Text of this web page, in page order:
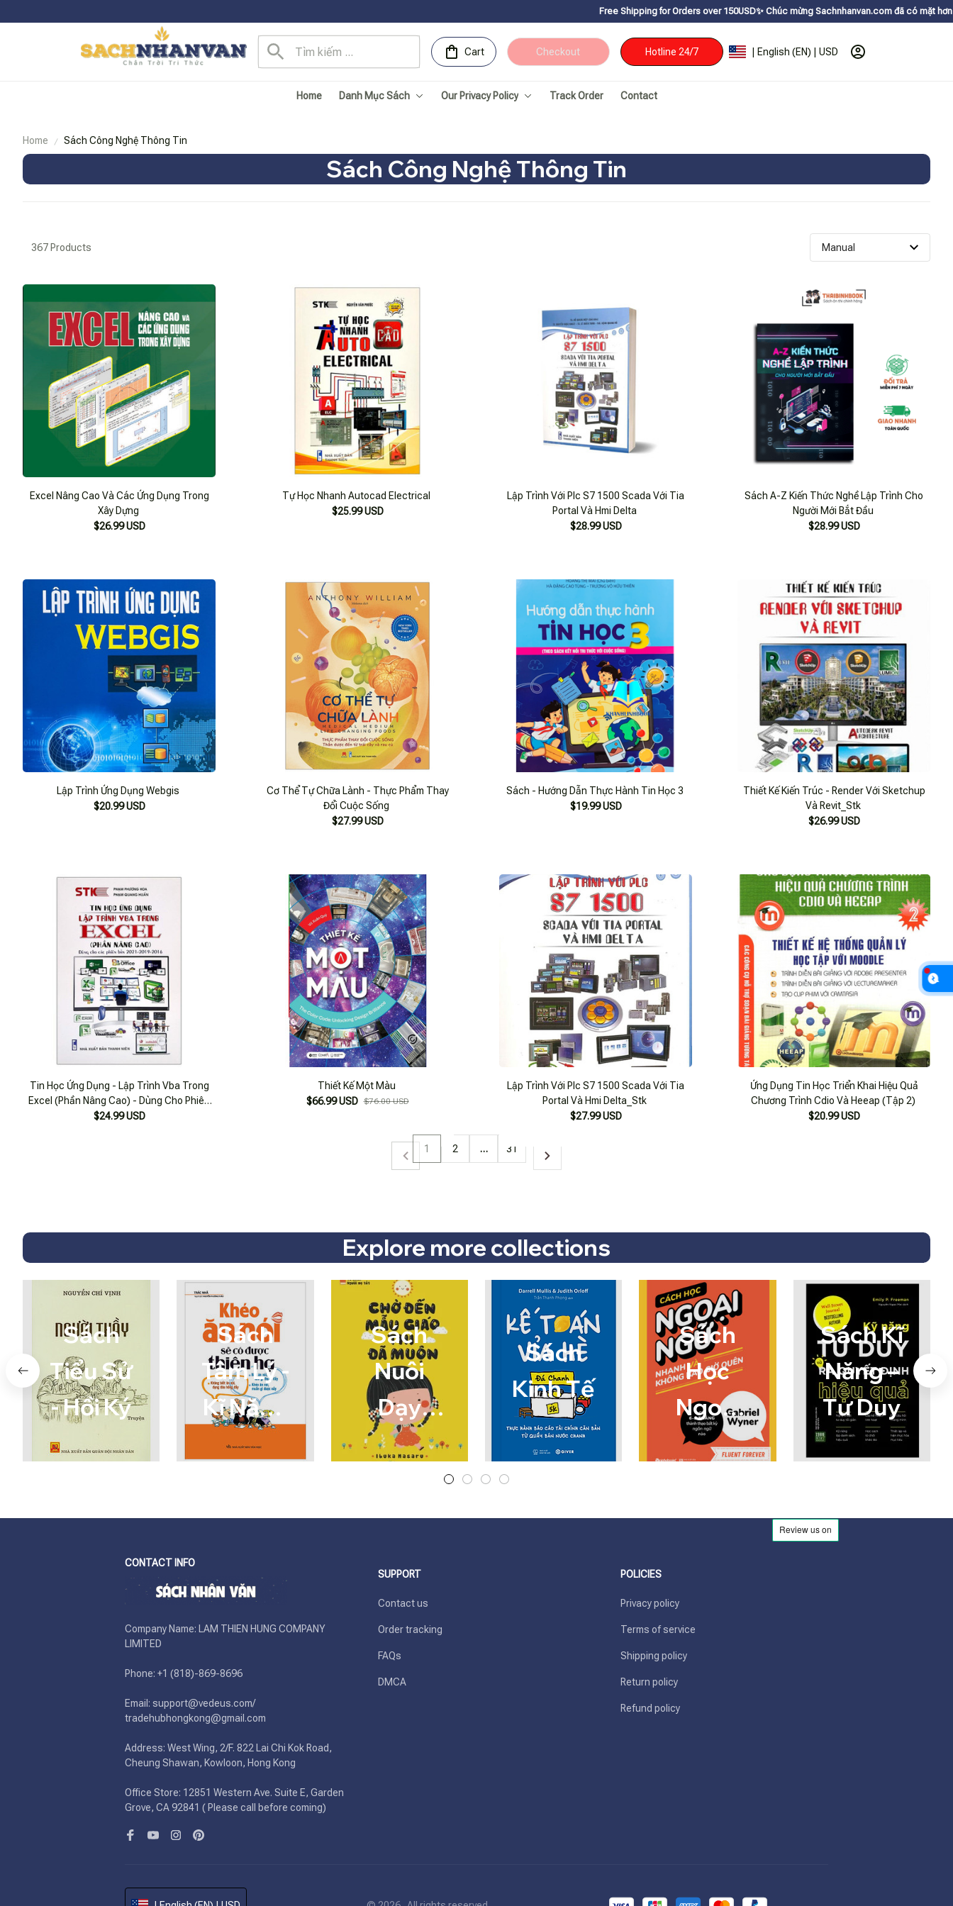
Free Shipping for Orders over 150USDㅤ✨ Chúc mừng Sachnhanvan.com đã có mặt hơn 200 quốc
Cart Checkout Hotline 24/7 | English (EN) | USD
Home Danh Mục Sách Our Privacy Policy Track Order Contact
Home Sách Công Nghệ Thông Tin
Sách Công Nghệ Thông Tin
367 Products
Excel Nâng Cao Và Các Ứng Dụng Trong
Xây Dựng
$26.99 USD
Tự Học Nhanh Autocad Electrical
$25.99 USD
Lập Trình Với Plc S7 1500 Scada Với Tia
Portal Và Hmi Delta
$28.99 USD
Sách A-Z Kiến Thức Nghề Lập Trình Cho
Người Mới Bắt Đầu
$28.99 USD
Lập Trình Ứng Dụng Webgis
$20.99 USD
Cơ Thể Tự Chữa Lành - Thực Phẩm Thay
Đổi Cuộc Sống
$27.99 USD
Sách - Hướng Dẫn Thực Hành Tin Học 3
$19.99 USD
Thiết Kế Kiến Trúc - Render Với Sketchup
Và Revit_Stk
$26.99 USD
Tin Học Ứng Dụng - Lập Trình Vba Trong
Excel (Phần Nâng Cao) - Dùng Cho Phiên
Bản 2021-2019-2016
$24.99 USD
Thiết Kế Một Màu
$66.99 USD $76.00 USD
Lập Trình Với Plc S7 1500 Scada Với Tia
Portal Và Hmi Delta_Stk
$27.99 USD
Ứng Dụng Tin Học Triển Khai Hiệu Quả
Chương Trình Cdio Và Heeap (Tập 2)
$20.99 USD
1 2 … 31
Explore more collections
Sách
Tiểu Sử
- Hồi Ký
Sách
Tâm Lý -
Kĩ Năng
Sống
Sách
Nuôi
Dạy
Con
Sách
Kinh Tế
Sách
Học
Ngoại
Ngữ
Sách Kĩ
Năng –
Tư Duy
CONTACT INFO
Company Name: LAM THIEN HUNG COMPANY
LIMITED
Phone: +1 (818)-869-8696
Email: support@vedeus.com/
tradehubhongkong@gmail.com
Address: West Wing, 2/F. 822 Lai Chi Kok Road,
Cheung Shawan, Kowloon, Hong Kong
Office Store: 12851 Western Ave. Suite E, Garden
Grove, CA 92841 ( Please call before coming)
SUPPORT
Contact us
Order tracking
FAQs
DMCA
POLICIES
Privacy policy
Terms of service
Shipping policy
Return policy
Refund policy